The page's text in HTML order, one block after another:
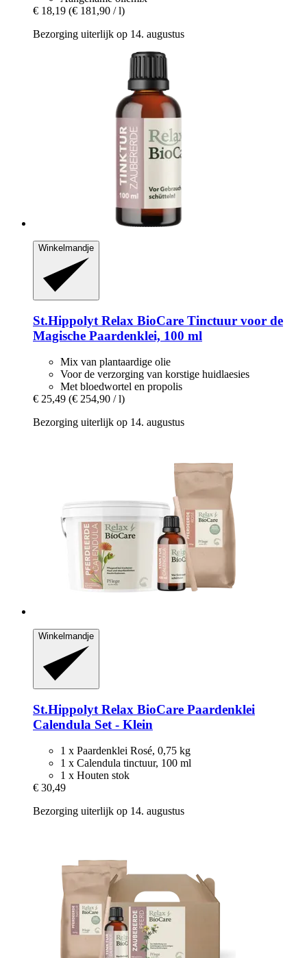
€ 18,19 (€ 181,90 / l)
Bezorging uiterlijk op 14. augustus
Winkelmandje
St.Hippolyt Relax BioCare Tinctuur voor de
Magische Paardenklei, 100 ml
Mix van plantaardige olie
Voor de verzorging van korstige huidlaesies
Met bloedwortel en propolis
€ 25,49 (€ 254,90 / l)
Bezorging uiterlijk op 14. augustus
Winkelmandje
St.Hippolyt Relax BioCare Paardenklei
Calendula Set -​ Klein
1 x Paardenklei Rosé, 0,75 kg
1 x Calendula tinctuur, 100 ml
1 x Houten stok
€ 30,49
Bezorging uiterlijk op 14. augustus